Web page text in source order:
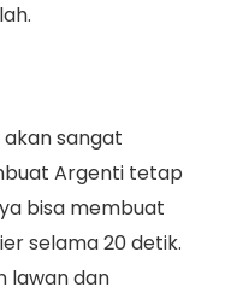
akan sangat
Argenti tetap
bisa membuat
selama 20 detik.
lawan dan